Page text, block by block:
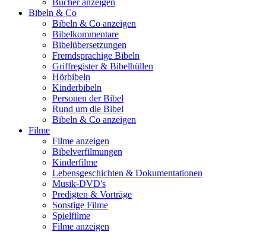
Bücher anzeigen
Bibeln & Co
Bibeln & Co anzeigen
Bibelkommentare
Bibelübersetzungen
Fremdsprachige Bibeln
Griffregister & Bibelhüllen
Hörbibeln
Kinderbibeln
Personen der Bibel
Rund um die Bibel
Bibeln & Co anzeigen
Filme
Filme anzeigen
Bibelverfilmungen
Kinderfilme
Lebensgeschichten & Dokumentationen
Musik-DVD's
Predigten & Vorträge
Sonstige Filme
Spielfilme
Filme anzeigen